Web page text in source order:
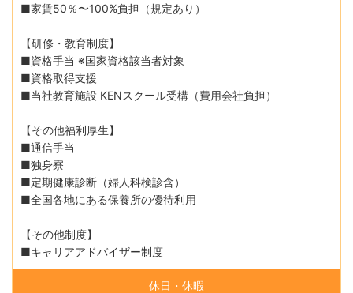
■家賃50％〜100%負担（規定あり）
【研修・教育制度】
■資格手当 ※国家資格該当者対象
■資格取得支援
■当社教育施設 KENスクール受構（費用会社負担）
【その他福利厚生】
■通信手当
■独身寮
■定期健康診断（婦人科検診含）
■全国各地にある保養所の優待利用
【その他制度】
■キャリアアドバイザー制度
休日・休暇